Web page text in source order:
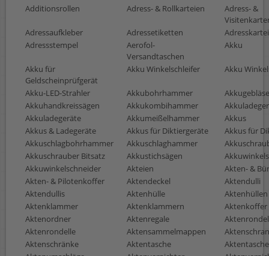
Additionsrollen
Adress- & Rollkarteien
Adress- &
Adressaufkleber
Adressetiketten
Adressstempel
Aerofol-
Versandtaschen
Akku
Akku für
Geldscheinprüfgerät
Akku Winkelschleifer Akku
Akku-LED-Strahler Akkubohrhammer
Akkugebläse
Akkuhandkreissägen
Akkukombihammer
Akkuladegeräte
Akkumeißelhammer
Akkus
Akkus & Ladegeräte
Akkus für Diktiergeräte
Akkus für
Akkuschlagbohrhammer
Akkuschlaghammer
Akkuschrauber Bitsatz
Akkustichsägen
Akkuwinkelschneider
Akteien
Akten- &
Akten- & Pilotenkoffer
Aktendeckel
Aktendulli
Aktendullis
Aktenhülle
Aktenhüllen
Aktenklammer
Aktenklammern
Aktenkoffer
Aktenordner
Aktenregale
Aktenrondelle
Aktensammelmappen
Aktenschränke
Aktentasche